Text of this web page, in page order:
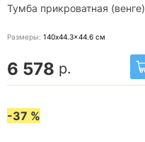
Тумба прикроватная (венге)
Размеры: 140x44.3x44.6 см
6 578 р.
-37 %